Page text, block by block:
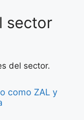
sector
del sector.
como ZAL y